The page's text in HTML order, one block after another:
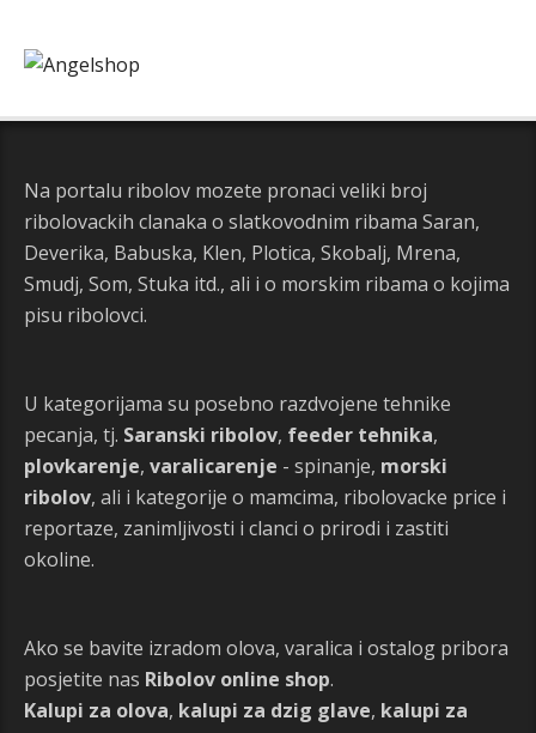
Na portalu ribolov mozete pronaci veliki broj
ribolovackih clanaka o slatkovodnim ribama Saran,
Deverika, Babuska, Klen, Plotica, Skobalj, Mrena,
Smudj, Som, Stuka itd., ali i o morskim ribama o kojima
pisu ribolovci.
U kategorijama su posebno razdvojene tehnike
pecanja, tj. Saranski ribolov, feeder tehnika,
plovkarenje, varalicarenje - spinanje, morski
ribolov, ali i kategorije o mamcima, ribolovacke price i
reportaze, zanimljivosti i clanci o prirodi i zastiti
okoline.
Ako se bavite izradom olova, varalica i ostalog pribora
posjetite nas Ribolov online shop.
Kalupi za olova, kalupi za dzig glave, kalupi za